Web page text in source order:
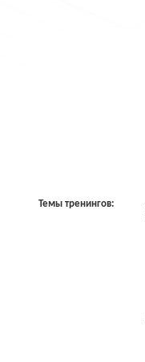
Темы тренингов: